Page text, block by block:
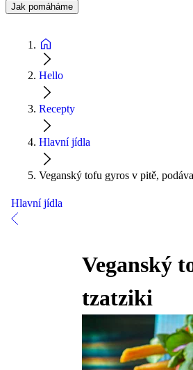
Jak pomáháme
Hello
Recepty
Hlavní jídla
Veganský tofu gyros v pitě,
Hlavní jídla
Veganský
tzatziki